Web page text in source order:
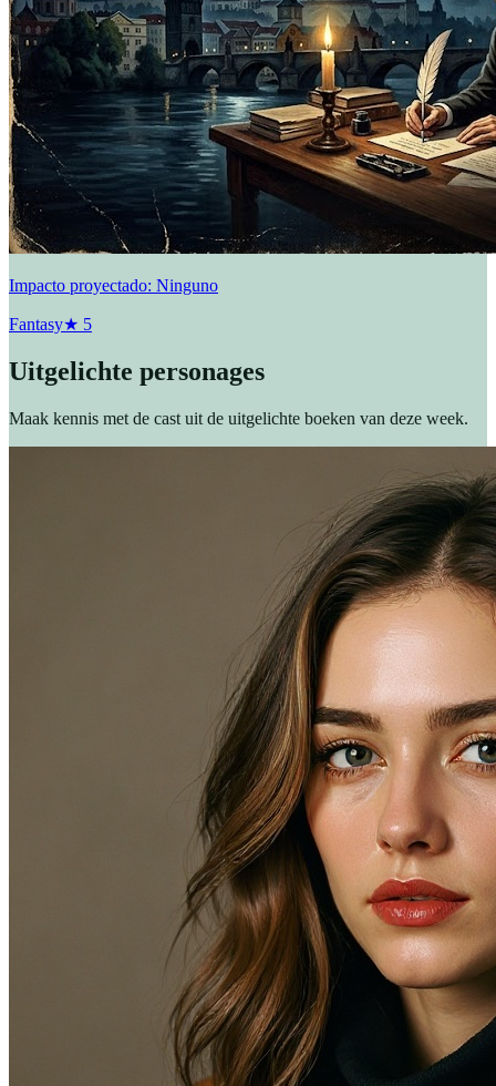
Impacto proyectado: Ninguno
Fantasy★ 5
Uitgelichte personages
Maak kennis met de cast uit de uitgelichte boeken van deze week.